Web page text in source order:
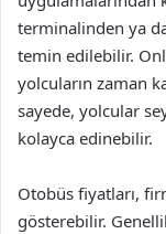
terminalinden ya
temin edilebilir.
yolcuların zaman
sayede, yolcular
kolayca edinebilir.
Otobüs fiyatları,
gösterebilir.